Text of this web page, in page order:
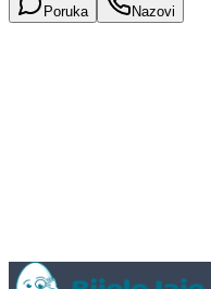
Poruka Nazovi